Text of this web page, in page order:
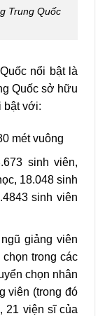
Trung Quốc
nổi bật là
Quốc sở hữu
bật với:
mét vuông
sinh viên,
18.048 sinh
sinh viên
giảng viên
trong các
chọn nhân
viên (trong đó
21 viện sĩ của